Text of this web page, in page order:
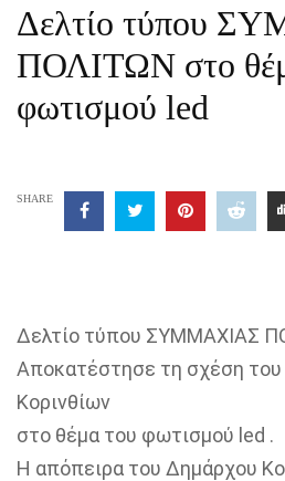
Δελτίο τύπου
ΠΟΛΙΤΩΝ στο
φωτισμού led
SHARE
Δελτίο τύπου ΣΥΜΜΑΧΙΑΣ
Αποκατέστησε τη σχέση του
Κορινθίων
στο θέμα του φωτισμού led .
Η απόπειρα του Δημάρχου